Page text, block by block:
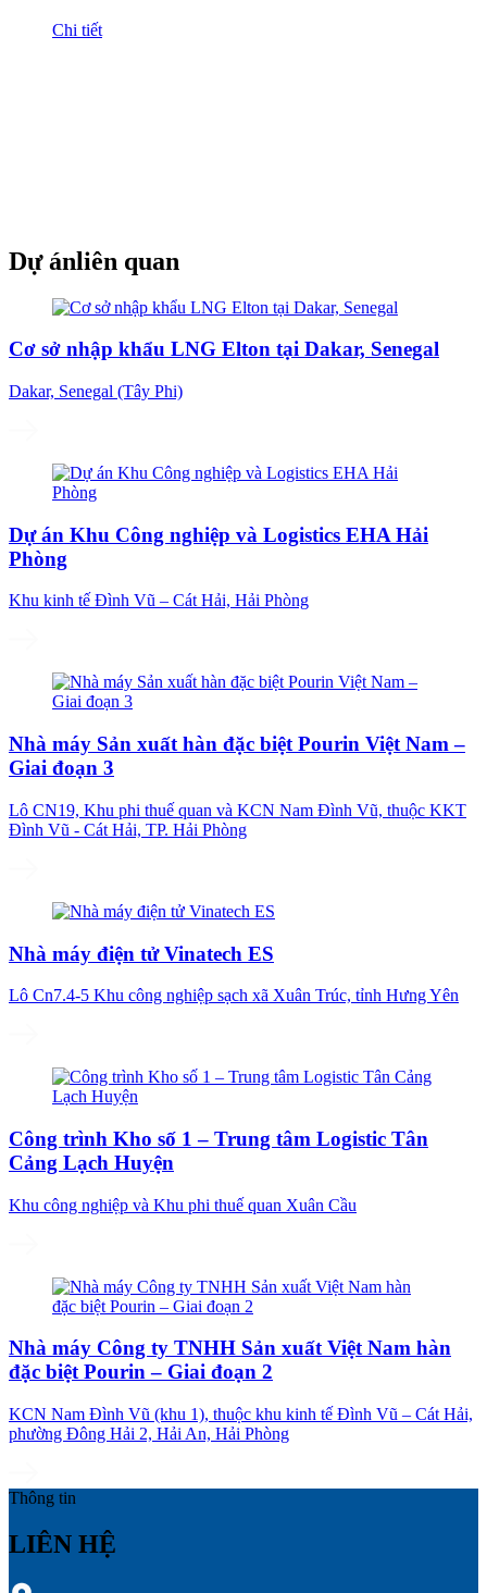
Chi tiết
Dự ánliên quan
Cơ sở nhập khẩu LNG Elton tại Dakar, Senegal
Dakar, Senegal (Tây Phi)
Dự án Khu Công nghiệp và Logistics EHA Hải
Phòng
Khu kinh tế Đình Vũ – Cát Hải, Hải Phòng
Nhà máy Sản xuất hàn đặc biệt Pourin Việt Nam –
Giai đoạn 3
Lô CN19, Khu phi thuế quan và KCN Nam Đình Vũ, thuộc KKT
Đình Vũ - Cát Hải, TP. Hải Phòng
Nhà máy điện tử Vinatech ES
Lô Cn7.4-5 Khu công nghiệp sạch xã Xuân Trúc, tỉnh Hưng Yên
Công trình Kho số 1 – Trung tâm Logistic Tân
Cảng Lạch Huyện
Khu công nghiệp và Khu phi thuế quan Xuân Cầu
Nhà máy Công ty TNHH Sản xuất Việt Nam hàn
đặc biệt Pourin – Giai đoạn 2
KCN Nam Đình Vũ (khu 1), thuộc khu kinh tế Đình Vũ – Cát Hải,
phường Đông Hải 2, Hải An, Hải Phòng
Thông tin
LIÊN HỆ